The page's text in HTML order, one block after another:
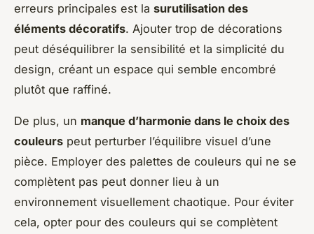
erreurs principales est la surutilisation des
éléments décoratifs. Ajouter trop de décorations
peut déséquilibrer la sensibilité et la simplicité du
design, créant un espace qui semble encombré
plutôt que raffiné.
De plus, un manque d’harmonie dans le choix des
couleurs peut perturber l’équilibre visuel d’une
pièce. Employer des palettes de couleurs qui ne se
complètent pas peut donner lieu à un
environnement visuellement chaotique. Pour éviter
cela, opter pour des couleurs qui se complètent